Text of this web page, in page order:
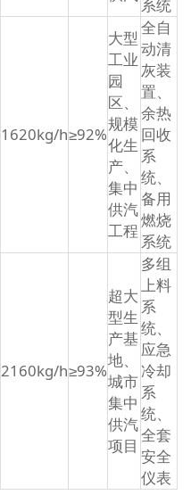
系统
1620kg/h≥92%
大型
工业
园
区、
规模
化生
产、
集中
供汽
工程
全自
动清
灰装
置、
余热
回收
系
统、
备用
燃烧
系统
2160kg/h≥93%
超大
型生
产基
地、
城市
集中
供汽
项目
多组
上料
系
统、
应急
冷却
系
统、
全套
安全
仪表